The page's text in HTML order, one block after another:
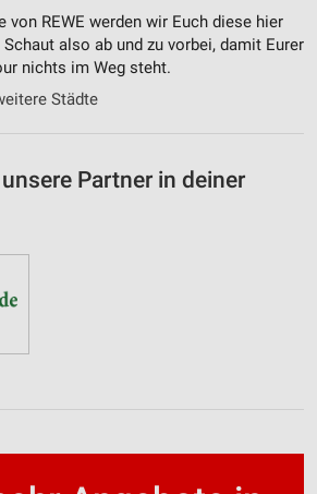
von REWE werden wir Euch diese hier
also ab und zu vorbei, damit Eurer
nichts im Weg steht.
Städte
Partner in deiner